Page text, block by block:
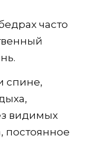
часто
спине,
видимых
постоянное